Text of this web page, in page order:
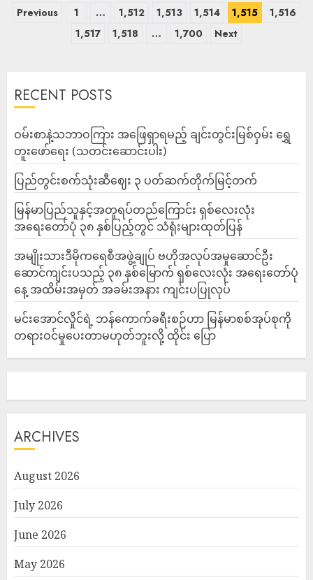
Previous 1 … 1,512 1,513 1,514 1,515
1,516
1,517
1,518 … 1,700 Next
RECENT POSTS
ဝမ်းစာနဲ့သဘာဝကြား အဖြေရှာရမည့် ချင်းတွင်းမြစ်ဝှမ်း ရွှေ
တူးဖော်ရေး (သတင်းဆောင်းပါး)
ပြည်တွင်းစက်သုံးဆီဈေး ၃ ပတ်ဆက်တိုက်မြင့်တက်
မြန်မာပြည်သူနှင့်အတူရပ်တည်ကြောင်း ရှစ်လေးလုံး
အရေးတော်ပုံ ၃၈ နှစ်ပြည့်တွင် သံရုံးများထုတ်ပြန်
အမျိုးသားဒီမိုကရေစီအဖွဲ့ချုပ် ဗဟိုအလုပ်အမှုဆောင်ဦး
ဆောင်ကျင်းပသည့် ၃၈ နှစ်မြောက် ရှစ်လေးလုံး အရေးတော်ပုံ
နေ့ အထိမ်းအမှတ် အခမ်းအနား ကျင်းပပြုလုပ်
မင်းအောင်လှိုင်ရဲ့ ဘန်ကောက်ခရီးစဉ်ဟာ မြန်မာစစ်အုပ်စုကို
တရားဝင်မှုပေးတာမဟုတ်ဘူးလို့ ထိုင်း ပြော
ARCHIVES
August 2026
July 2026
June 2026
May 2026